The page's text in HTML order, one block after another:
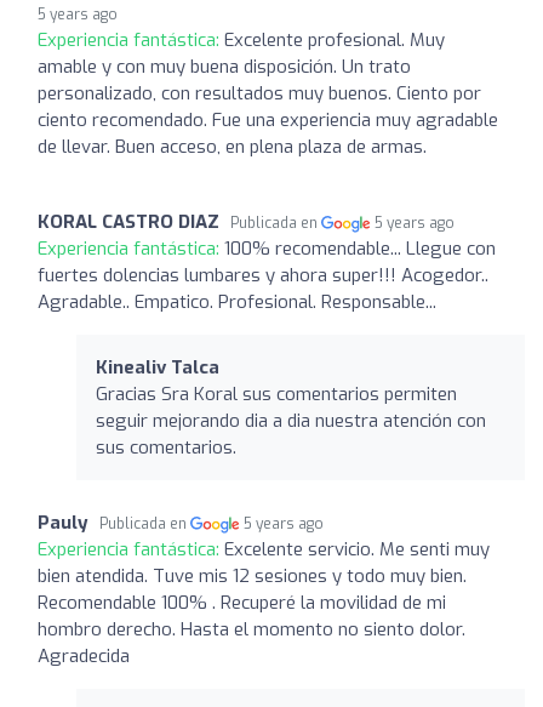
5 years ago
Experiencia fantástica: Excelente profesional. Muy
amable y con muy buena disposición. Un trato
personalizado, con resultados muy buenos. Ciento por
ciento recomendado. Fue una experiencia muy agradable
de llevar. Buen acceso, en plena plaza de armas.
KORAL CASTRO DIAZ Publicada en 5 years ago
Experiencia fantástica: 100% recomendable... Llegue con
fuertes dolencias lumbares y ahora super!!! Acogedor..
Agradable.. Empatico. Profesional. Responsable...
Kinealiv Talca
Gracias Sra Koral sus comentarios permiten
seguir mejorando dia a dia nuestra atención con
sus comentarios.
Pauly Publicada en 5 years ago
Experiencia fantástica: Excelente servicio. Me senti muy
bien atendida. Tuve mis 12 sesiones y todo muy bien.
Recomendable 100% . Recuperé la movilidad de mi
hombro derecho. Hasta el momento no siento dolor.
Agradecida